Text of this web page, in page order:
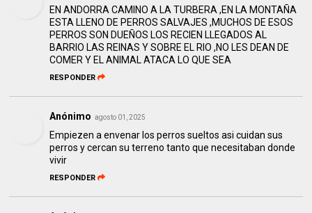
EN ANDORRA CAMINO A LA TURBERA ,EN LA MONTAÑA
ESTA LLENO DE PERROS SALVAJES ,MUCHOS DE ESOS
PERROS SON DUEÑOS LOS RECIEN LLEGADOS AL
BARRIO LAS REINAS Y SOBRE EL RIO ,NO LES DEAN DE
COMER Y EL ANIMAL ATACA LO QUE SEA
RESPONDER
Anónimo agosto 01, 2025
Empiezen a envenar los perros sueltos asi cuidan sus
perros y cercan su terreno tanto que necesitaban donde
vivir
RESPONDER